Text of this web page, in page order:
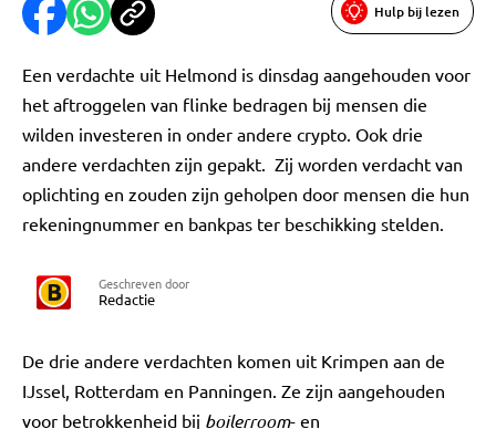
Hulp bij lezen
Een verdachte uit Helmond is dinsdag aangehouden voor
het aftroggelen van flinke bedragen bij mensen die
wilden investeren in onder andere crypto. Ook drie
andere verdachten zijn gepakt. Zij worden verdacht van
oplichting en zouden zijn geholpen door mensen die hun
rekeningnummer en bankpas ter beschikking stelden.
Geschreven door
Redactie
De drie andere verdachten komen uit Krimpen aan de
IJssel, Rotterdam en Panningen. Ze zijn aangehouden
voor betrokkenheid bij boilerroom- en